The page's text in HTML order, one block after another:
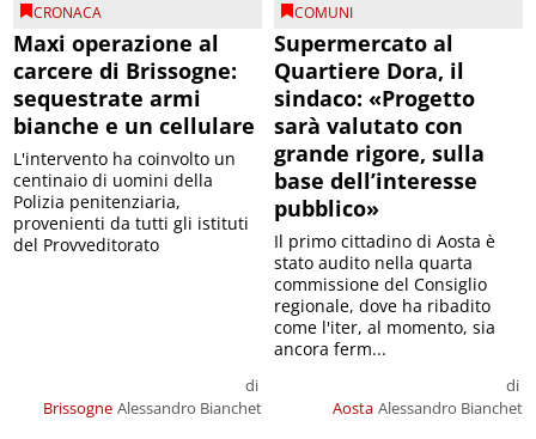
CRONACA
Maxi operazione al
carcere di Brissogne:
sequestrate armi
bianche e un cellulare
Brissogne
di
Alessandro Bianchet
L'intervento ha coinvolto un
centinaio di uomini della
Polizia penitenziaria,
provenienti da tutti gli istituti
del Provveditorato
COMUNI
Supermercato al
Quartiere Dora, il
sindaco: «Progetto
sarà valutato con
grande rigore, sulla
base dell’interesse
pubblico»
Aosta
di
Alessandro Bianchet
Il primo cittadino di Aosta è
stato audito nella quarta
commissione del Consiglio
regionale, dove ha ribadito
come l'iter, al momento, sia
ancora ferm...